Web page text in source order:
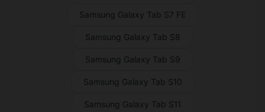
Samsung Galaxy Tab S7 FE
Samsung Galaxy Tab S8
Samsung Galaxy Tab S9
Samsung Galaxy Tab S10
Samsung Galaxy Tab S11